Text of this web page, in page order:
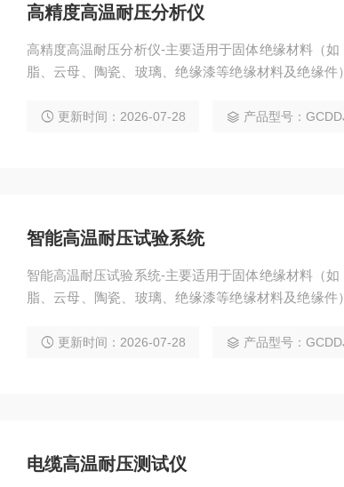
高精度高温耐压分析仪
高精度高温耐压分析仪-主要适用于固体绝缘材料（
脂、云母、陶瓷、玻璃、绝缘漆等绝缘材料及绝缘
更新时间：2026-07-28 产品型号：
智能高温耐压试验系统
智能高温耐压试验系统-主要适用于固体绝缘材料（
脂、云母、陶瓷、玻璃、绝缘漆等绝缘材料及绝缘
更新时间：2026-07-28 产品型号：
电缆高温耐压测试仪